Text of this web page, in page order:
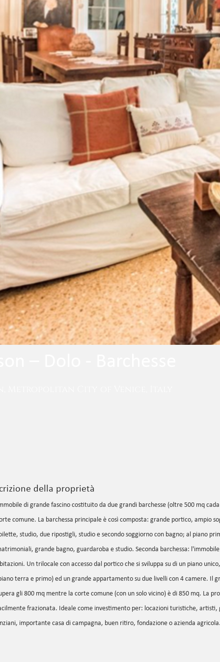
della proprietà
di grande fascino costituito da due grandi barchesse (oltre 500 mq
comune. La barchessa principale è così composta: grande portico, ampio
studio, due ripostigli, studio e secondo soggiorno con bagno; al piano
grande bagno, guardaroba e studio. Seconda barchessa: l'immobile
Un trilocale con accesso dal portico che si sviluppa su di un piano
terra e primo) ed un grande appartamento su due livelli con 4 camere. Il
gli 800 mq mentre la corte comune (con un solo vicino) è di 850 mq. La
frazionata. Ideale come investimento per: locazioni turistiche, artisti,
importante casa di campagna, buen ritiro, fondazione o azienda